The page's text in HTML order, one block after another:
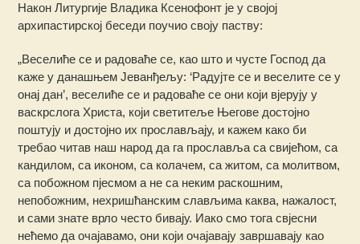
Након Литургије Владика Ксенофонт је у својој
архипастирској беседи поучио своју паству:
„Веселиће се и радоваће се, као што и чусте Господ да
каже у данашњем Јеванђељу: ‘Радујте се и веселите се у
онај дан’, веселиће се и радоваће се они који вјерују у
васкрслога Христа, који светитеље Његове достојно
поштују и достојно их прослављају, и кажем како би
требао читав наш народ да га прославља са свијећом, са
кандилом, са иконом, са колачем, са житом, са молитвом,
са побожном пјесмом а не са неким раскошним,
непобожним, нехришћанским слављима каква, нажалост,
и сами знате врло често бивају. Иако смо тога свјесни
нећемо да очајавамо, они који очајавају завршавају као